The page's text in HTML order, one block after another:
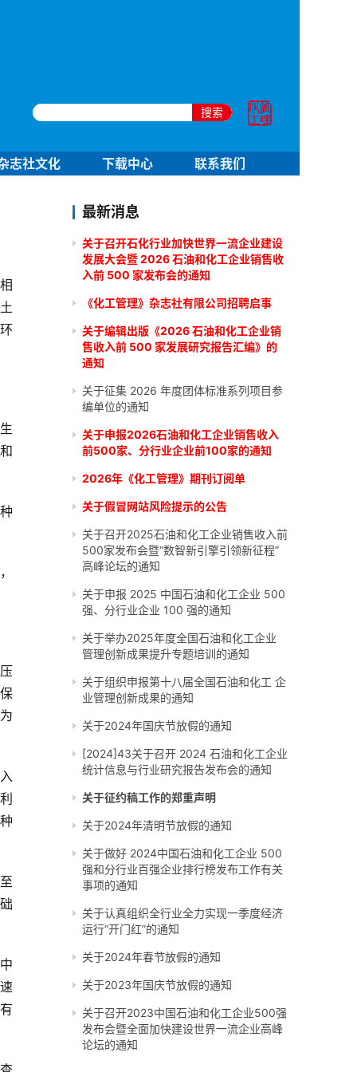
搜索
志社文化 下载中心 联系我们
最新消息
关于召开石化行业加快世界一流企业建设
发展大会暨 2026 石油和化工企业销售收
入前 500 家发布会的通知
《化工管理》杂志社有限公司招聘启事
关于编辑出版《2026 石油和化工企业销
售收入前 500 家发展研究报告汇编》的
通知
关于征集 2026 年度团体标准系列项目参
编单位的通知
关于申报2026石油和化工企业销售收入
前500家、分行业企业前100家的通知
2026年《化工管理》期刊订阅单
关于假冒网站风险提示的公告
关于召开2025石油和化工企业销售收入前
500家发布会暨“数智新引擎引领新征程”
高峰论坛的通知
关于申报 2025 中国石油和化工企业 500
强、分行业企业 100 强的通知
关于举办2025年度全国石油和化工企业
管理创新成果提升专题培训的通知
关于组织申报第十八届全国石油和化工 企
业管理创新成果的通知
关于2024年国庆节放假的通知
[2024]43关于召开 2024 石油和化工企业
统计信息与行业研究报告发布会的通知
关于征约稿工作的郑重声明
关于2024年清明节放假的通知
关于做好 2024中国石油和化工企业 500
强和分行业百强企业排行榜发布工作有关
事项的通知
关于认真组织全行业全力实现一季度经济
运行“开门红”的通知
关于2024年春节放假的通知
关于2023年国庆节放假的通知
关于召开2023中国石油和化工企业500强
发布会暨全面加快建设世界一流企业高峰
论坛的通知